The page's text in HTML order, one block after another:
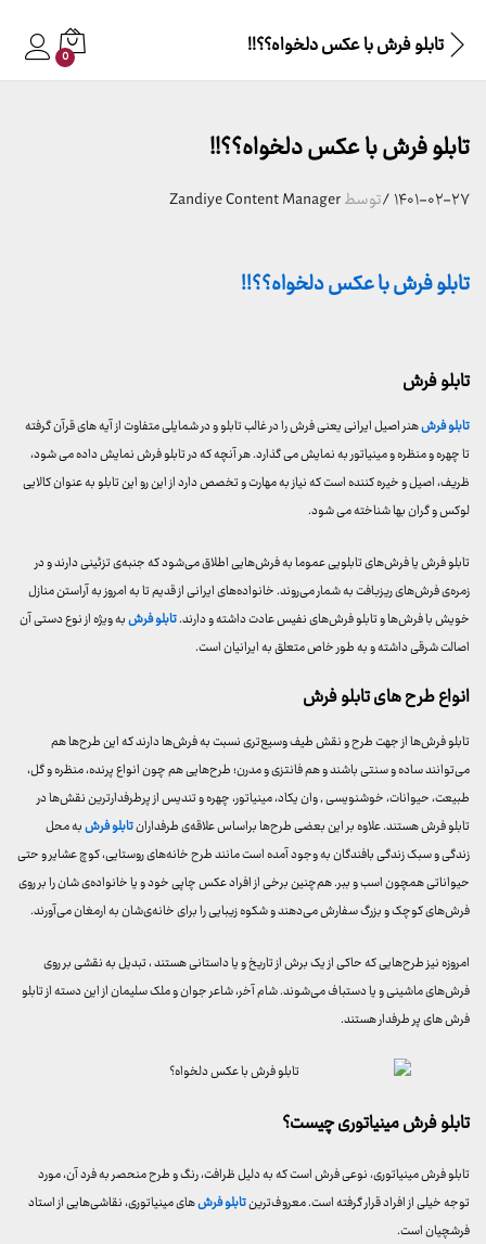
تابلو فرش با عکس دلخواه؟؟!! 0
تابلو فرش با عکس دلخواه؟؟!!
۱۴۰۱-۰۲-۲۷/توسطZandiye Content Manager
تابلو فرش با عکس دلخواه؟؟!!
تابلو فرش
تابلو فرشهنر اصیل ایرانی یعنی فرش را در غالب تابلو و در شمایلی متفاوت از آیه های قرآن گرفته
تا چهره و منظره و مینیاتور به نمایش می گذارد. هر آنچه که در تابلو فرش نمایش داده می شود،
ظریف، اصیل و خیره کننده است که نیاز به مهارت و تخصص دارد از این رو این تابلو به عنوان کالایی
لوکس و گران بها شناخته می شود.
تابلو فرش یا فرش‌های تابلویی عموما به فرش‌هایی اطلاق می‌شود که جنبه‌ی تزئینی دارند و در
زمره‌ی فرش‌های ریزبافت به شمار می‌روند. خانواده‌های ایرانی از قدیم تا به امروز به آراستن منازل
خویش با فرش‌ها و تابلو فرش‌های نفیس عادت داشته و دارند.تابلو فرشبه ویژه از نوع دستی آن
اصالت شرقی داشته و به طور خاص متعلق به ایرانیان است.
انواع طرح‌ های تابلو فرش
تابلو فرش‌ها از جهت طرح و نقش طیف وسیع‌تری نسبت به فرش‌ها دارند که این طرح‌ها هم
می‌توانند ساده و سنتی باشند و هم فانتزی و مدرن؛ طرح‌هایی هم چون انواع پرنده، منظره و گل،
طبیعت، حیوانات، خوشنویسی , وان یکاد، مینیاتور، چهره و تندیس از پرطرفدارترین نقش‌ها در
تابلو فرش هستند. علاوه بر این بعضی طرح‌ها براساس علاقه‌ی طرفدارانتابلو فرشبه محل
زندگی و سبک زندگی بافندگان به وجود آمده است مانند طرح خانه‌های روستایی، کوچ عشایر و حتی
حیواناتی همچون اسب و ببر. هم‌چنین برخی از افراد عکس چاپی خود و یا خانواده‌ی شان را بر روی
فرش‌های کوچک و بزرگ سفارش می‌دهند و شکوه زیبایی را برای خانه‌ی‌شان به ارمغان می‌آورند.
امروزه نیز طرح‌هایی که حاکی از یک برش از تاریخ و یا داستانی هستند ، تبدیل به نقشی بر روی
فرش‌های ماشینی و یا دستباف می‌شوند. شام آخر، شاعر جوان و ملک سلیمان از این دسته از تابلو
فرش های پر طرفدار هستند.
تابلو فرش مینیاتوری چیست؟
تابلو فرش مینیاتوری، نوعی فرش است که به دلیل ظرافت، رنگ و طرح منحصر به فرد آن، مورد
توجه خیلی از افراد قرار گرفته است. معروف‌ترینتابلو فرش‌های مینیاتوری، نقاشی‌هایی از استاد
فرشچیان است.